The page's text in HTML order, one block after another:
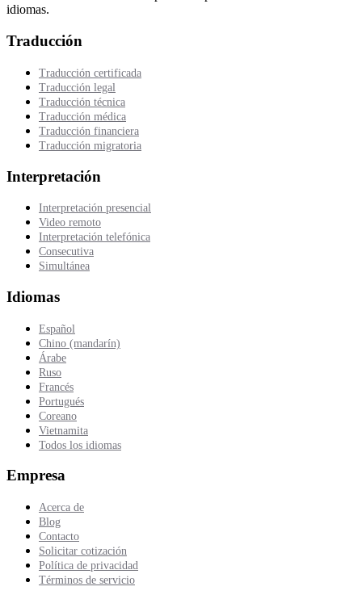
idiomas.
Traducción
Traducción certificada
Traducción legal
Traducción técnica
Traducción médica
Traducción financiera
Traducción migratoria
Interpretación
Interpretación presencial
Video remoto
Interpretación telefónica
Consecutiva
Simultánea
Idiomas
Español
Chino (mandarín)
Árabe
Ruso
Francés
Portugués
Coreano
Vietnamita
Todos los idiomas
Empresa
Acerca de
Blog
Contacto
Solicitar cotización
Política de privacidad
Términos de servicio